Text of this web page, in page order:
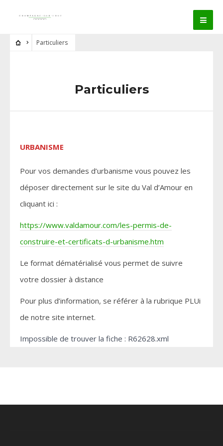
Particuliers
Particuliers
URBANISME
Pour vos demandes d’urbanisme vous pouvez les
déposer directement sur le site du Val d’Amour en
cliquant ici :
https://www.valdamour.com/les-permis-de-
construire-et-certificats-d-urbanisme.htm
Le format dématérialisé vous permet de suivre
votre dossier à distance
Pour plus d’information, se référer à la rubrique PLUi
de notre site internet.
Impossible de trouver la fiche : R62628.xml